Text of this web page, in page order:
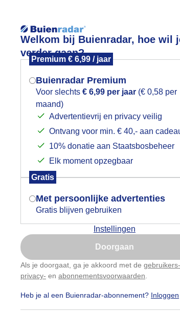
Welkom bij Buienradar, hoe wil
verder gaan?
Premium € 6,99 / jaar
Buienradar Premium
Voor slechts € 6,99 per jaar (€ 0,58 per
maand)
Advertentievrij en privacy veilig
Ontvang voor min. € 40,- aan
10% donatie aan Staatsbosbeheer
Elk moment opzegbaar
Gratis
Met persoonlijke advertenties
Gratis blijven gebruiken
Instellingen
Doorgaan
Als je doorgaat, ga je akkoord met de gebruikers-
privacy- en abonnementsvoorwaarden
Heb je al een Buienradar-abonnement? Inloggen
Foto en video Weerzine
Mogen we je locatie gebruiken
het weer?
Indien je hier nog geen akkoord op
gegeven, verschijnt er zo een pop-up
je browser waarin deze
gevraagd wordt.
Is goed, toon de popup
Nu niet, misschien later
Gebruik je Safari en wil je niet elke dag deze
Klikhierom dit aan te passen